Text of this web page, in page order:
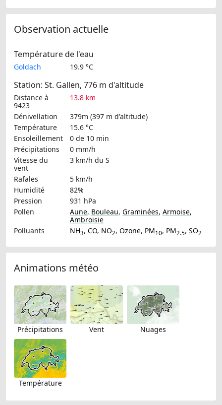
Observation actuelle
Température de l'eau
Goldach 19.9 °C
Station: St. Gallen, 776 m d'altitude
Distance à
9423
13.8 km
Dénivellation
379m (397 m d'altitude)
Température
15.6 °C
Ensoleillement
0 de 10 min
Précipitations
0 mm/h
Vitesse du
vent
3 km/h du S
Rafales
5 km/h
Humidité
82%
Pression
931 hPa
Pollen
Aune, Bouleau, Graminées, Armoise,
Ambroisie
Polluants
NH3, CO, NO2, Ozone, PM10, PM2.5, SO2
Animations météo
Précipitations Vent Nuages
Température